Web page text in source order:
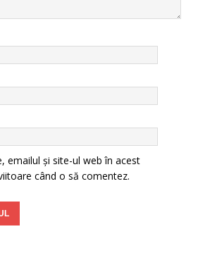
emailul și site-ul web în acest
când o să comentez.